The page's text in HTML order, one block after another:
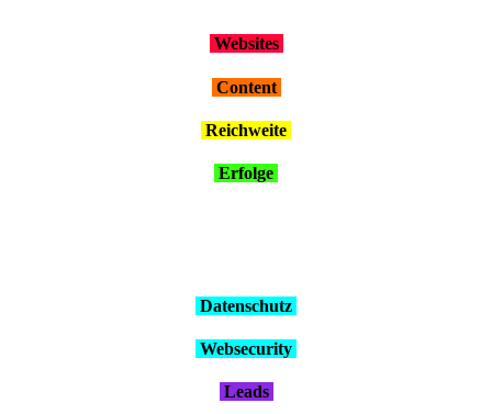
Web­sites
Con­tent
Reich­wei­te
Erfol­ge
Daten­schutz
Web­se­cu­ri­ty
Leads